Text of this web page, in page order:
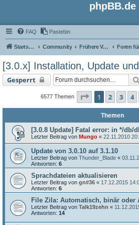
phpBB.de
FAQ Pastebin
Startseite Community Frühere Versionen
[3.0.x] Installation, Update
Gesperrt
6577 Themen Seite 1von 264
1 2 3 4
Themen
[3.0.8 Update] Fatal error: in */db/
Letzter Beitrag von Mungo « 22.11.2010
Update von 3.0.10 auf 3.1.10
Letzter Beitrag von Thunder_Blade «
Antworten: 6
Sprachdateien aktualisieren
Letzter Beitrag von gn#36 « 17.12.2015
Antworten: 6
File Zila: Automatisch, binär oder
Letzter Beitrag von Talk19zehn «
Antworten: 14